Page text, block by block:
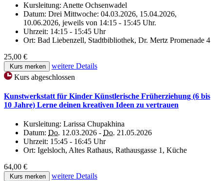
Kursleitung: Anette Ochsenwadel
Datum: Drei Mittwoche: 04.03.2026, 15.04.2026,
10.06.2026, jeweils von 14:15 - 15:45 Uhr.
Uhrzeit: 14:15 - 15:45 Uhr
Ort: Bad Liebenzell, Stadtbibliothek, Dr. Mertz Promenade 4
25,00 €
Kurs merken
weitere Details
Kurs abgeschlossen
Kunstwerkstatt für Kinder Künstlerische Früherziehung (6 bis
10 Jahre) Lerne deinen kreativen Ideen zu vertrauen
Kursleitung: Larissa Chupakhina
Datum: Do. 12.03.2026 - Do. 21.05.2026
Uhrzeit: 15:45 - 16:45 Uhr
Ort: Igelsloch, Altes Rathaus, Rathausgasse 1, Küche
64,00 €
Kurs merken
weitere Details